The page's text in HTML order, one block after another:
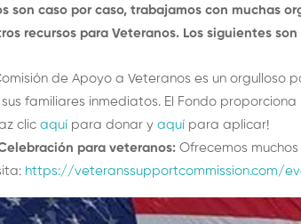
son caso por caso, trabajamos con muchas
recursos para Veteranos. Los siguientes
de Apoyo a Veteranos es un
familiares inmediatos. El Fondo
clic aquípara donar y aquípara aplicar!
para veteranos:Ofrecemos
https://veteranssupportcommission.com/